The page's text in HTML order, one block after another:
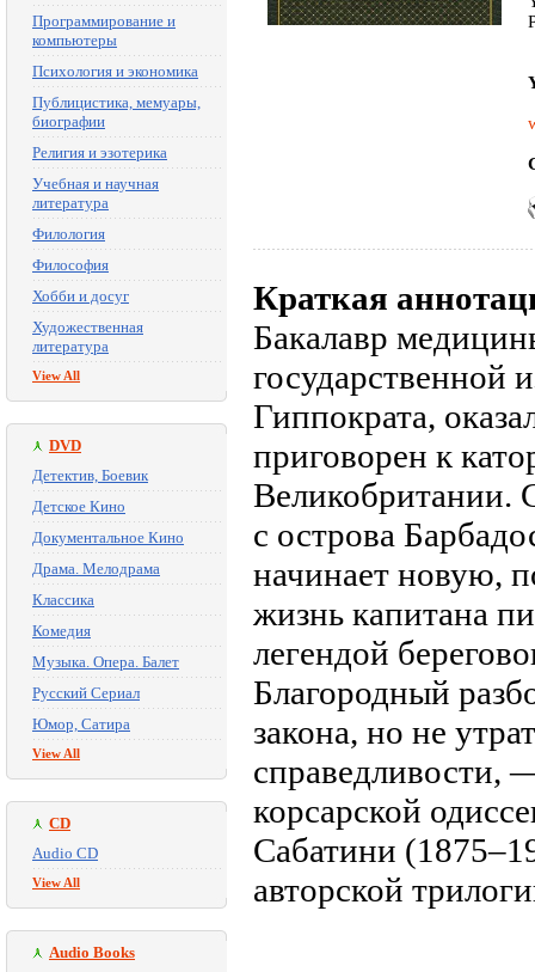
Программирование и
компьютеры
Психология и экономика
Публицистика, мемуары,
биографии
Религия и эзотерика
Учебная и научная
литература
Филология
Философия
Хобби и досуг
Художественная
литература
View All
DVD
Детектив, Боевик
Детское Кино
Документальное Кино
Драма. Мелодрама
Классика
Комедия
Музыка. Опера. Балет
Русский Сериал
Юмор, Сатира
View All
CD
Audio CD
View All
Audio Books
Краткая
Бакалавр
государственной
Гиппократа,
приговорен к
Великобритании.
с острова
начинает новую,
жизнь капитана
легендой
Благородный
закона, но не
справедливости,
корсарской
Сабатини
авторской